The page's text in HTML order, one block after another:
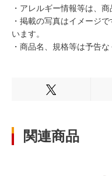
・アレルギー情報等は、
・掲載の写真はイメージ
います。
・商品名、規格等は予告
Xでシェアする
関連商品